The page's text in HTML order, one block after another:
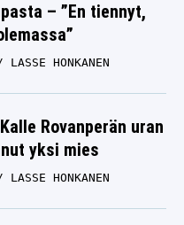
– ”En tiennyt,
LASSE HONKANEN
Rovanperän uran
yksi mies
LASSE HONKANEN